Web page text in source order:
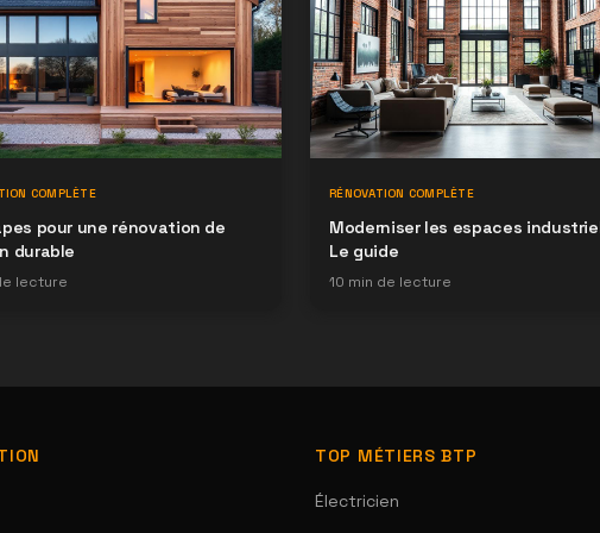
COMPLÈTE
pour une rénovation de
durable
lecture
RÉNOVATION COMPLÈTE
Moderniser les espaces
Le guide
10 min de lecture
TOP MÉTIERS BTP
Électricien